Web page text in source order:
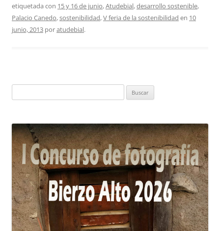
etiquetada con 15 y 16 de junio,Atudebial,desarrollo sostenible,
Palacio Canedo,sostenibilidad,V feria de la sostenibilidad en 10
junio, 2013 poratudebial.